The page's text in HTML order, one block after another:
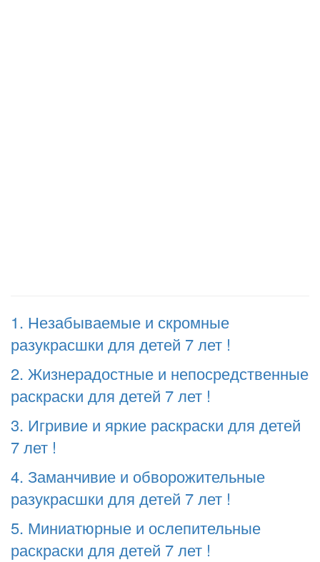
1. Незабываемые и скромные
разукрасшки для детей 7 лет !
2. Жизнерадостные и непосредственные
раскраски для детей 7 лет !
3. Игривие и яркие раскраски для детей
7 лет !
4. Заманчивие и обворожительные
разукрасшки для детей 7 лет !
5. Миниатюрные и ослепительные
раскраски для детей 7 лет !